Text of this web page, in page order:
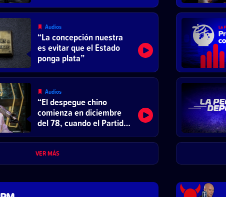
laboral
Audios
“La concepción nuestra
es evitar que el Estado
ponga plata”
Audios
“El despegue chino
comienza en diciembre
del 78, cuando el Partido
reformar el sistema
económico y abrirse al
mercado”
VER MÁS